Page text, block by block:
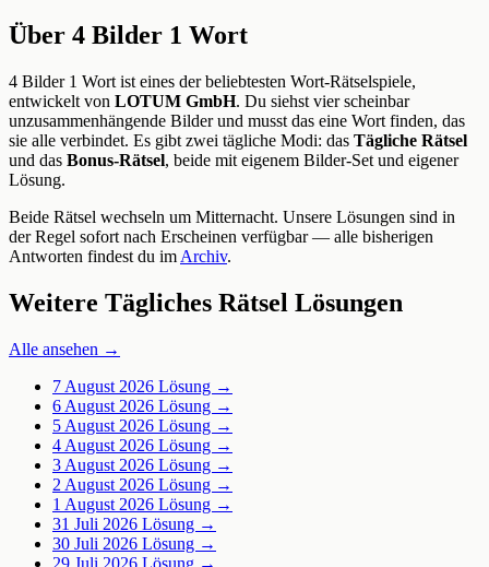
Über 4 Bilder 1 Wort
4 Bilder 1 Wort ist eines der beliebtesten Wort-Rätselspiele,
entwickelt von LOTUM GmbH. Du siehst vier scheinbar
unzusammenhängende Bilder und musst das eine Wort finden, das
sie alle verbindet. Es gibt zwei tägliche Modi: das Tägliche Rätsel
und das Bonus-Rätsel, beide mit eigenem Bilder-Set und eigener
Lösung.
Beide Rätsel wechseln um Mitternacht. Unsere Lösungen sind in
der Regel sofort nach Erscheinen verfügbar — alle bisherigen
Antworten findest du im Archiv.
Weitere Tägliches Rätsel Lösungen
Alle ansehen →
7 August 2026 Lösung →
6 August 2026 Lösung →
5 August 2026 Lösung →
4 August 2026 Lösung →
3 August 2026 Lösung →
2 August 2026 Lösung →
1 August 2026 Lösung →
31 Juli 2026 Lösung →
30 Juli 2026 Lösung →
29 Juli 2026 Lösung →